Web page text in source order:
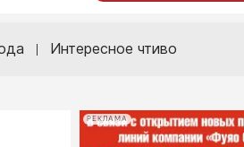
Интересное чтиво
РЕКЛАМА